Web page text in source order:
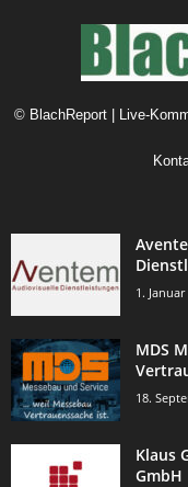
© BlachReport | Live-
1.
MDS
18.
Klaus
GmbH